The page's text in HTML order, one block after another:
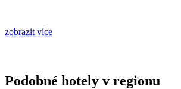
zobrazit více
Podobné hotely v regionu